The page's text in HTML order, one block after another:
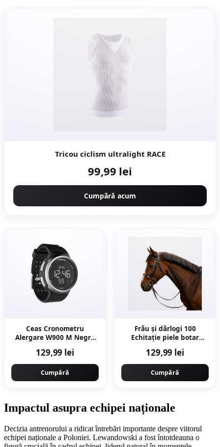
Tricou ciclism ultralight RACE
99,99 lei
Cumpără acum
Ceas Cronometru
Alergare W900 M Negru
129,99 lei
Cumpără
Frâu și dârlogi 100
Echitație piele botar
129,99 lei
Cumpără
Impactul asupra echipei naționale
Decizia antrenorului a ridicat întrebări importante despre viitorul
echipei naționale a Poloniei. Lewandowski a fost întotdeauna o